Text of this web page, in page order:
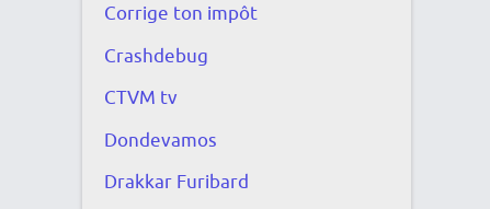
Corrige ton impôt
Crashdebug
CTVM tv
Dondevamos
Drakkar Furibard